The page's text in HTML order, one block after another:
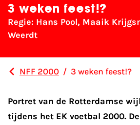
3 weken feest!?
Regie: Hans Pool, Maaik
Weerdt
NFF 2000 / 3 weken feest!?
Portret van de Rotterdamse
tijdens het EK voetbal 2000.